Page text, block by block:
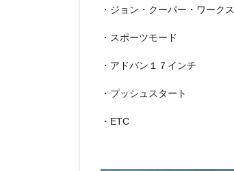
・ジョン・クーパー・ワークス
・スポーツモード
・アドバン１７インチ
・プッシュスタート
・ETC